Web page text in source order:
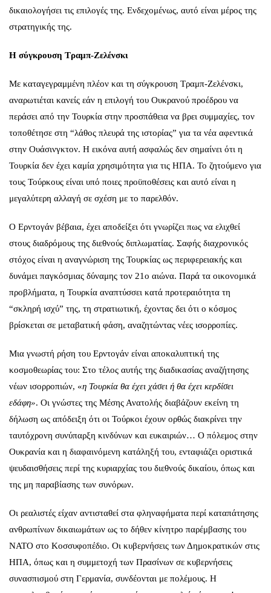
δικαιολογήσει τις επιλογές της. Ενδεχομένως, αυτό είναι μέρος της
στρατηγικής της.
Η σύγκρουση Τραμπ-Ζελένσκι
Με καταγεγραμμένη πλέον και τη σύγκρουση Τραμπ-Ζελένσκι,
αναρωτιέται κανείς εάν η επιλογή του Ουκρανού προέδρου να
περάσει από την Τουρκία στην προσπάθεια να βρει συμμαχίες, τον
τοποθέτησε στη “λάθος πλευρά της ιστορίας” για τα νέα αφεντικά
στην Ουάσινγκτον. Η εικόνα αυτή ασφαλώς δεν σημαίνει ότι η
Τουρκία δεν έχει καμία χρησιμότητα για τις ΗΠΑ. Το ζητούμενο για
τους Τούρκους είναι υπό ποιες προϋποθέσεις και αυτό είναι η
μεγαλύτερη αλλαγή σε σχέση με το παρελθόν.
Ο Ερντογάν βέβαια, έχει αποδείξει ότι γνωρίζει πως να ελιχθεί
στους διαδρόμους της διεθνούς διπλωματίας. Σαφής διαχρονικός
στόχος είναι η αναγνώριση της Τουρκίας ως περιφερειακής και
δυνάμει παγκόσμιας δύναμης τον 21ο αιώνα. Παρά τα οικονομικά
προβλήματα, η Τουρκία αναπτύσσει κατά προτεραιότητα τη
“σκληρή ισχύ” της, τη στρατιωτική, έχοντας δει ότι ο κόσμος
βρίσκεται σε μεταβατική φάση, αναζητώντας νέες ισορροπίες.
Μια γνωστή ρήση του Ερντογάν είναι αποκαλυπτική της
κοσμοθεωρίας του: Στο τέλος αυτής της διαδικασίας αναζήτησης
νέων ισορροπιών, «η Τουρκία θα έχει χάσει ή θα έχει κερδίσει
εδάφη». Οι γνώστες της Μέσης Ανατολής διαβάζουν εκείνη τη
δήλωση ως απόδειξη ότι οι Τούρκοι έχουν ορθώς διακρίνει την
ταυτόχρονη συνύπαρξη κινδύνων και ευκαιριών… Ο πόλεμος στην
Ουκρανία και η διαφαινόμενη κατάληξή του, ενταφιάζει οριστικά
ψευδαισθήσεις περί της κυριαρχίας του διεθνούς δικαίου, όπως και
της μη παραβίασης των συνόρων.
Οι ρεαλιστές είχαν αντισταθεί στα φληναφήματα περί καταπάτησης
ανθρωπίνων δικαιωμάτων ως το δήθεν κίνητρο παρέμβασης του
ΝΑΤΟ στο Κοσσυφοπέδιο. Οι κυβερνήσεις των Δημοκρατικών στις
ΗΠΑ, όπως και η συμμετοχή των Πρασίνων σε κυβερνήσεις
συνασπισμού στη Γερμανία, συνδέονται με πολέμους. Η